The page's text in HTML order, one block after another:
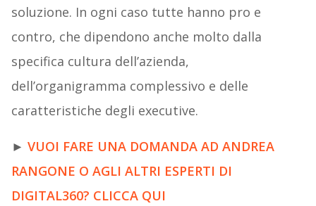
soluzione. In ogni caso tutte hanno pro e
contro, che dipendono anche molto dalla
specifica cultura dell’azienda,
dell’organigramma complessivo e delle
caratteristiche degli executive.
► VUOI FARE UNA DOMANDA AD ANDREA
RANGONE O AGLI ALTRI ESPERTI DI
DIGITAL360? CLICCA QUI